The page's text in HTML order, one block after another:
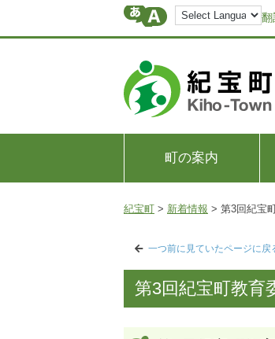
翻
町の案内
紀宝町 > 新着情報 > 第3回紀宝
一つ前に見ていたページに戻
第3回紀宝町教育